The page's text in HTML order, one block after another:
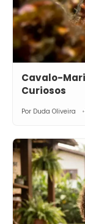
Cavalo-
Curiosos
Por Duda Oliveira